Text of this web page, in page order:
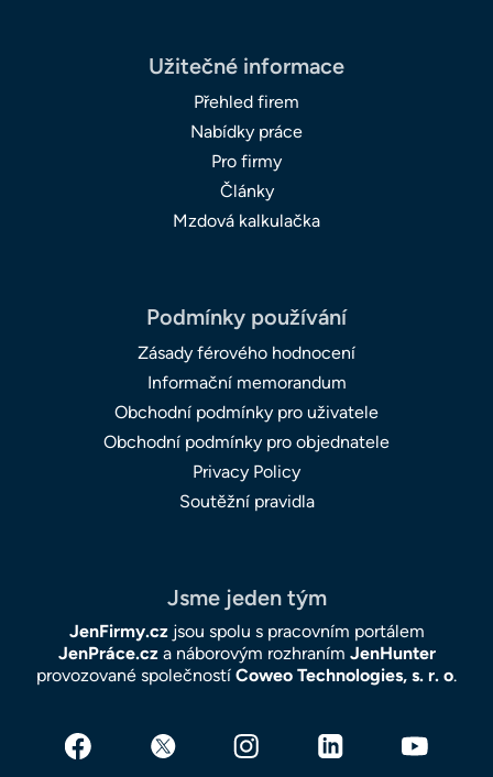
Užitečné informace
Přehled firem
Nabídky práce
Pro firmy
Články
Mzdová kalkulačka
Podmínky používání
Zásady férového hodnocení
Informační memorandum
Obchodní podmínky pro uživatele
Obchodní podmínky pro objednatele
Privacy Policy
Soutěžní pravidla
Jsme jeden tým
JenFirmy.czjsou spolu s pracovním portálem
JenPráce.cza náborovým rozhraním JenHunter
provozované společností Coweo Technologies, s. r. o.